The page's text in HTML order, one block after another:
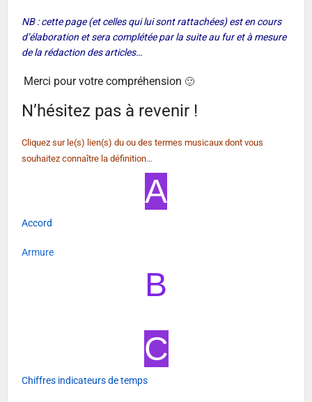
NB : cette page (et celles qui lui sont rattachées) est en cours
d’élaboration et sera complétée par la suite au fur et à mesure
de la rédaction des articles…
Merci pour votre compréhension🙂
N’hésitez pas à revenir !
Cliquez sur le(s) lien(s) du ou des termes musicaux dont vous
souhaitez connaître la définition…
A
Accord
Armure
B
C
Chiffres indicateurs de temps